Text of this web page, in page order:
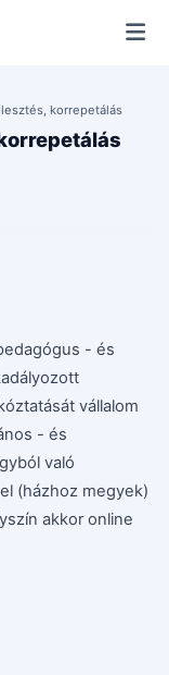
korrepetálás
- és
vállalom
- és
való
(házhoz megyek)
akkor online